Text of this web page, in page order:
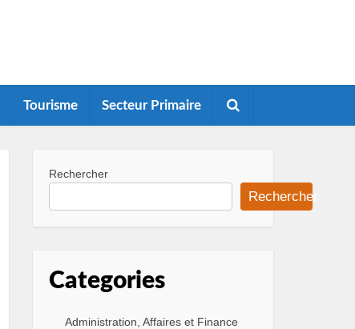
Tourisme Secteur Primaire
Rechercher
Rechercher
Categories
Administration, Affaires et Finance